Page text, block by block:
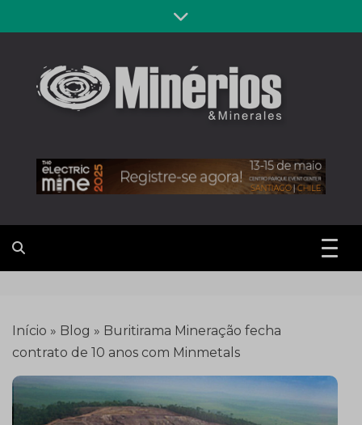
to
Revista
Minérios &
Minerales
Início » Blog » Buritirama Mineração fecha
contrato de 10 anos com Minmetals